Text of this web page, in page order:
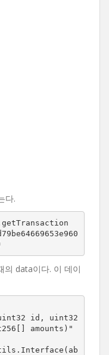
다.
의 data이다. 이 데이
amounts)"